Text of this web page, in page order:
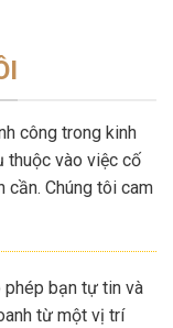
công trong kinh
thuộc vào việc cố
cần. Chúng tôi cam
phép bạn tự tin và
từ một vị trí